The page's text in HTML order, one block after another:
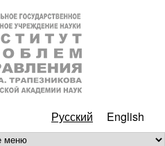
к основному
Русский English
меню